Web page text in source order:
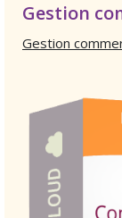
Gestion
Gestion